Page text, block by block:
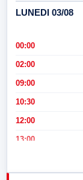
LUNEDI 03/08
00:00
02:00
09:00
10:30
12:00
13:00